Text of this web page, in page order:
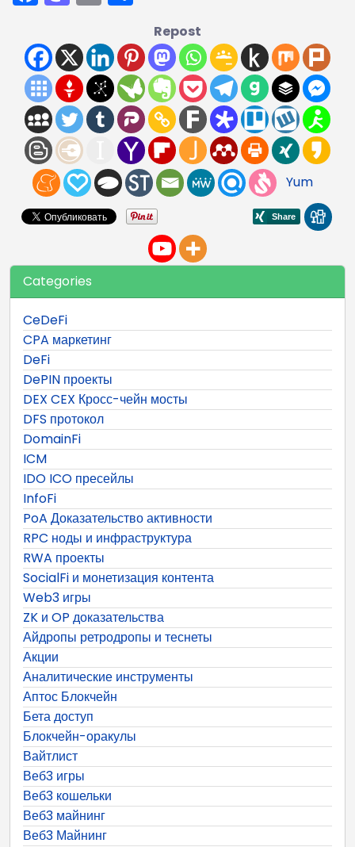
Repost
Yum
Categories
CeDeFi
CPA маркетинг
DeFi
DePIN проекты
DEX CEX Кросс-чейн мосты
DFS протокол
DomainFi
ICM
IDO ICO пресейлы
InfoFi
PoA Доказательство активности
RPC ноды и инфраструктура
RWA проекты
SocialFi и монетизация контента
Web3 игры
ZK и OP доказательства
Айдропы ретродропы и теснеты
Акции
Аналитические инструменты
Аптос Блокчейн
Бета доступ
Блокчейн-оракулы
Вайтлист
Веб3 игры
Веб3 кошельки
Веб3 майнинг
Веб3 Майнинг